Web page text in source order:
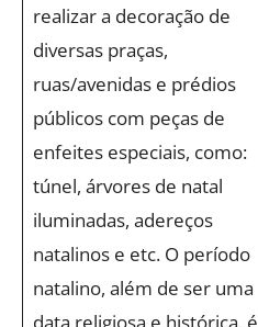
realizar a decoração de
diversas praças,
ruas/avenidas e prédios
públicos com peças de
enfeites especiais, como:
túnel, árvores de natal
iluminadas, adereços
natalinos e etc. O período
natalino, além de ser uma